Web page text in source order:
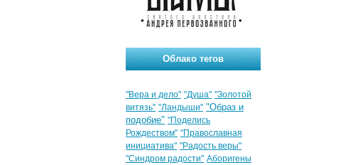
Облако тегов
"Вера и дело" "Душа" "Золотой
витязь" "Ландыши" "Образ и
подобие" "Поделись
Рождеством" "Православная
инициатива" "Радость веры"
"Синдром радости" Аборигены